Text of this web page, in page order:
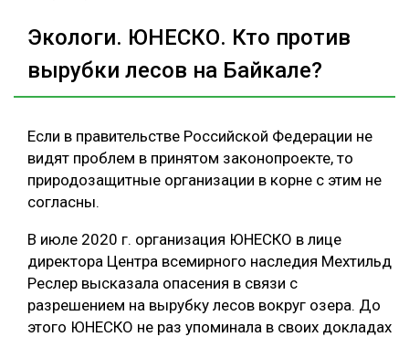
Экологи. ЮНЕСКО. Кто против
вырубки лесов на Байкале?
Если в правительстве Российской Федерации не
видят проблем в принятом законопроекте, то
природозащитные организации в корне с этим не
согласны.
В июле 2020 г. организация ЮНЕСКО в лице
директора Центра всемирного наследия Мехтильд
Реслер высказала опасения в связи с
разрешением на вырубку лесов вокруг озера. До
этого ЮНЕСКО не раз упоминала в своих докладах